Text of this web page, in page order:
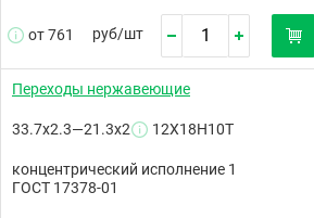
от 761 руб/шт
Переходы нержавеющие
33.7х2.3—21.3х2 12Х18Н10Т
концентрический исполнение 1
ГОСТ 17378-01